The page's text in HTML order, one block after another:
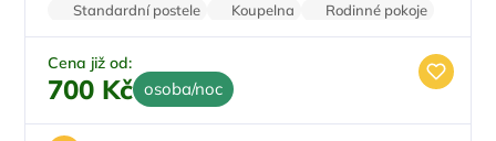
Standardní postele Koupelna
Rodinné pokoje
Zvířata povolena
Parkování zdarma
Cena již od:
700 Kč osoba/noc